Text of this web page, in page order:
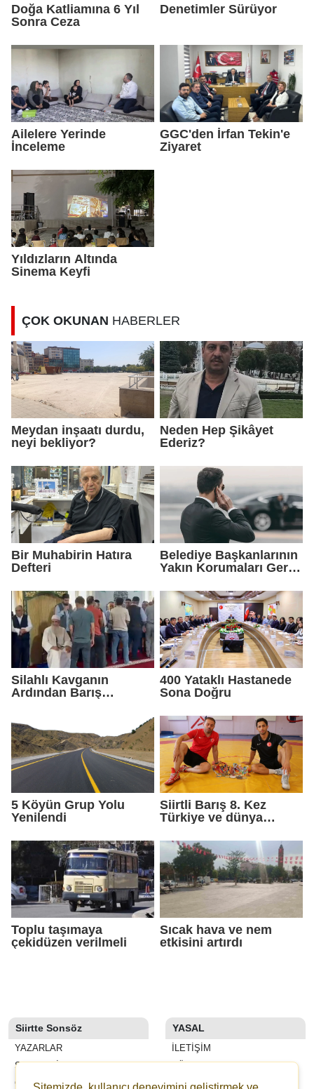
Doğa Katliamına 6 Yıl
Sonra Ceza
Denetimler Sürüyor
Ailelere Yerinde
İnceleme
GGC'den İrfan Tekin'e
Ziyaret
Yıldızların Altında
Sinema Keyfi
ÇOK OKUNAN HABERLER
Meydan inşaatı durdu,
neyi bekliyor?
Neden Hep Şikâyet
Ederiz?
Bir Muhabirin Hatıra
Defteri
Belediye Başkanlarının
Yakın Korumaları Geri
Silahlı Kavganın
Ardından Barış
400 Yataklı Hastanede
Sona Doğru
5 Köyün Grup Yolu
Yenilendi
Siirtli Barış 8. Kez
Türkiye ve dünya
Toplu taşımaya
çekidüzen verilmeli
Sıcak hava ve nem
etkisini artırdı
Siirtte Sonsöz
YAZARLAR
SON DAKİKA
GALERİLER
YASAL
İLETIŞIM
KÜNYE
YAYIN İLKELERI